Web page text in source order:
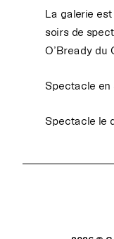
La galerie
soirs de
O’Bready du
Spectacle en
Spectacle le